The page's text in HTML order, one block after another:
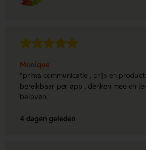
Monique
"prima communicatie , prijs en
bereikbaar per app , denken mee en
beloven."
4 dagen geleden